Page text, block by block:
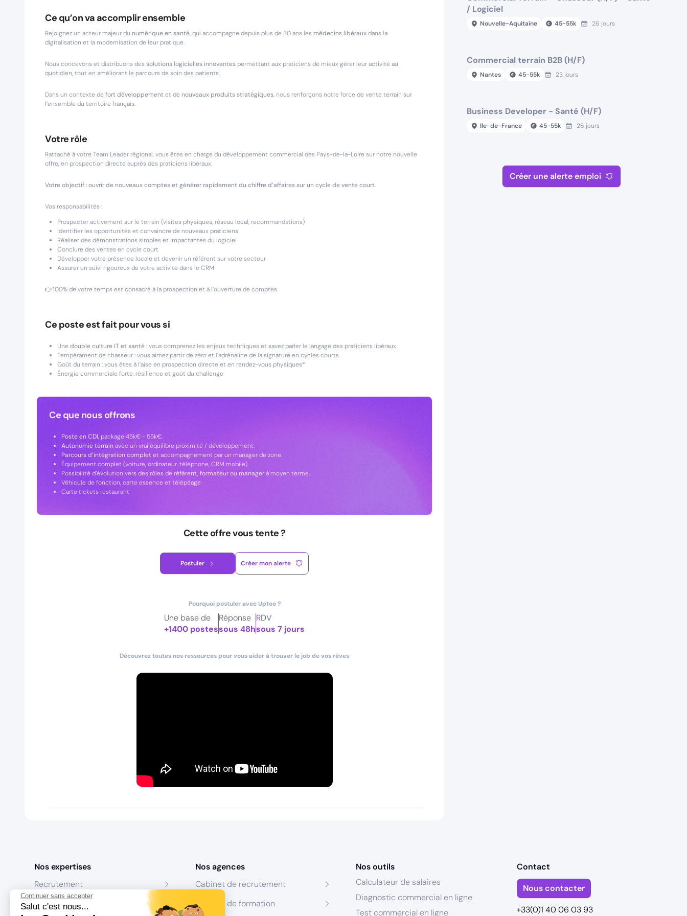
Continuer sans accepter
Salut c'est nous...
Ce qu’on va accomplir ensemble
Rejoignez un acteur majeur du numérique en santé,qui accompagne depuis plus de 30 ans les médecins libérauxdans la
digitalisation et la modernisation de leur pratique.
Nous concevons et distribuons dessolutions logicielles innovantes permettant aux praticiens de mieux gérer leur activité au
quotidien, tout en améliorant le parcours de soin des patients.
Dans un contexte de fort développement et de nouveaux produits stratégiques, nous renforçons notre force de vente terrain sur
l’ensemble du territoire français.
Votre rôle
Rattaché à votre Team Leader régional, vous êtes en charge du développement commercial des Pays-de-la-Loire sur notre nouvelle
offre, en prospection directe auprès des praticiens libéraux.
Votre objectif : ouvrir de nouveaux comptes et générer rapidement du chiffre d’affaires sur un cycle de vente court.
Vos responsabilités :
Prospecter activement sur le terrain (visites physiques, réseau local, recommandations)
Identifier les opportunités et convaincre de nouveaux praticiens
Réaliser des démonstrations simples et impactantes du logiciel
Conclure des ventes en cycle court
Développer votre présence locale et devenir un référent sur votre secteur
Assurer un suivi rigoureux de votre activité dans le CRM
👉100% de votre temps est consacré à la prospection et à l’ouverture de comptes.
Ce poste est fait pour vous si
Une double culture IT et santé: vous comprenez les enjeux techniques et savez parler le langage des praticiens libéraux.
Tempérament de chasseur : vous aimez partir de zéro et l'adrénaline de la signature en cycles courts
Goût du terrain : vous êtes à l’aise en prospection directe et en rendez-vous physiques*
Énergie commerciale forte, résilience et goût du challenge
Ce que nous offrons
Poste en CDI, package 45k€ - 55k€.
Autonomie terrainavec un vrai équilibre proximité / développement.
Parcours d’intégration completet accompagnement par un manager de zone.
Équipement complet (voiture, ordinateur, téléphone, CRM mobile).
Possibilité d’évolution vers des rôles deréférent, formateur ou managerà moyen terme.
Véhicule de fonction, carte essence et télépéage
Carte tickets restaurant
Cette offre vous tente ?
Postuler Créer mon alerte
Pourquoi postuler avec Uptoo ?
Une base de
+1400 postes
Réponse
sous 48h
RDV
sous 7 jours
Découvrez toutes nos ressources pour vous aider à trouver le job de vos rêves
/ Logiciel
Nouvelle-Aquitaine 45-55k 26 jours
Commercial terrain B2B (H/F)
Nantes 45-55k 23 jours
Business Developer - Santé (H/F)
Ile-de-France 45-55k 26 jours
Créer une alerte emploi
Nos expertises
Recrutement
Formation
Nos agences
Cabinet de recrutement
Centres de formation
Nos outils
Calculateur de salaires
Diagnostic commercial en ligne
Test commercial en ligne
Contact
Nous contacter
+33(0)1 40 06 03 93